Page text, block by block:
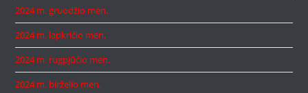
2024 m. gruodžio mėn.
2024 m. lapkričio mėn.
2024 m. rugpjūčio mėn.
2024 m. birželio mėn.